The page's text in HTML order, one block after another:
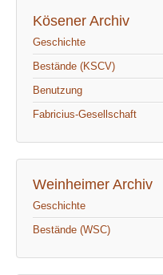
Kösener Archiv
Geschichte
Bestände (KSCV)
Benutzung
Fabricius-Gesellschaft
Weinheimer Archiv
Geschichte
Bestände (WSC)